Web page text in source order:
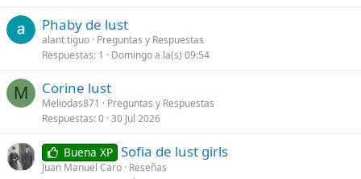
Phaby de lust
alant tiguo Preguntas y Respuestas
Respuestas 1 Domingo a la(s) 09:54
M Corine lust
Meliodas871
Preguntas y Respuestas
Respuestas 0 30 Jul 2026
Buena XP Sofia de lust girls
Juan Manuel Caro Reseñas